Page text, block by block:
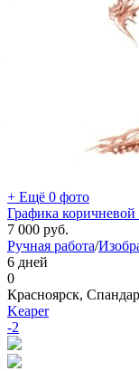
+ Ещё 0 фото
Графика
7 000 руб.
Ручная работа/
6 дней
0
Красноярск,
Keaper
-2